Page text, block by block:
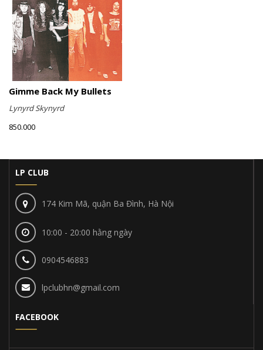
Gimme Back My Bullets
Lynyrd Skynyrd
850.000
LP CLUB
174 Kim Mã, quận Ba Đình, Hà Nội
10:00 - 20:00 hằng ngày
0904546883
lpclubhn@gmail.com
FACEBOOK